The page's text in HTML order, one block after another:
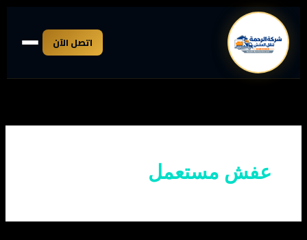
المحتوى
اتصل الآن
عفش مستعمل